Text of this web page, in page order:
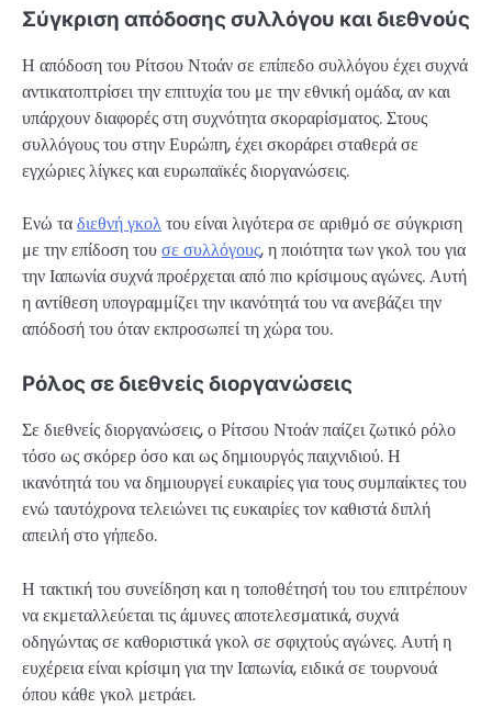
Σύγκριση απόδοσης συλλόγου και διεθνούς
Η απόδοση του Ρίτσου Ντοάν σε επίπεδο συλλόγου έχει συχνά
αντικατοπτρίσει την επιτυχία του με την εθνική ομάδα, αν και
υπάρχουν διαφορές στη συχνότητα σκοραρίσματος. Στους
συλλόγους του στην Ευρώπη, έχει σκοράρει σταθερά σε
εγχώριες λίγκες και ευρωπαϊκές διοργανώσεις.
Ενώ ταδιεθνή γκολτου είναι λιγότερα σε αριθμό σε σύγκριση
με την επίδοση τουσε συλλόγους, η ποιότητα των γκολ του για
την Ιαπωνία συχνά προέρχεται από πιο κρίσιμους αγώνες. Αυτή
η αντίθεση υπογραμμίζει την ικανότητά του να ανεβάζει την
απόδοσή του όταν εκπροσωπεί τη χώρα του.
Ρόλος σε διεθνείς διοργανώσεις
Σε διεθνείς διοργανώσεις, ο Ρίτσου Ντοάν παίζει ζωτικό ρόλο
τόσο ως σκόρερ όσο και ως δημιουργός παιχνιδιού. Η
ικανότητά του να δημιουργεί ευκαιρίες για τους συμπαίκτες του
ενώ ταυτόχρονα τελειώνει τις ευκαιρίες τον καθιστά διπλή
απειλή στο γήπεδο.
Η τακτική του συνείδηση και η τοποθέτησή του του επιτρέπουν
να εκμεταλλεύεται τις άμυνες αποτελεσματικά, συχνά
οδηγώντας σε καθοριστικά γκολ σε σφιχτούς αγώνες. Αυτή η
ευχέρεια είναι κρίσιμη για την Ιαπωνία, ειδικά σε τουρνουά
όπου κάθε γκολ μετράει.